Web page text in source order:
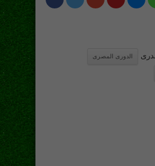
الدورى المصرى